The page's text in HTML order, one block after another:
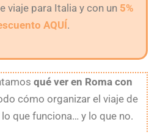
viaje para Italia y con un 5%
AQUÍ.
qué ver en Roma con
cómo organizar el viaje de
que funciona… y lo que no.